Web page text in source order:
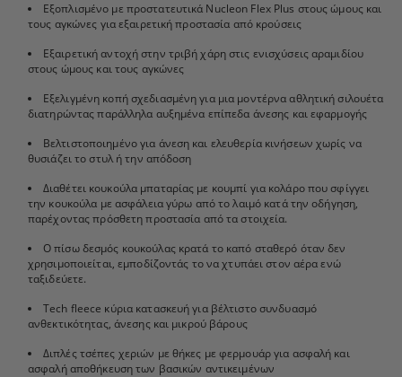
Εξοπλισμένο με προστατευτικά Nucleon Flex Plus στους ώμους και
τους αγκώνες για εξαιρετική προστασία από κρούσεις
Εξαιρετική αντοχή στην τριβή χάρη στις ενισχύσεις αραμιδίου
στους ώμους και τους αγκώνες
Εξελιγμένη κοπή σχεδιασμένη για μια μοντέρνα αθλητική σιλουέτα
διατηρώντας παράλληλα αυξημένα επίπεδα άνεσης και εφαρμογής
Βελτιστοποιημένο για άνεση και ελευθερία κινήσεων χωρίς να
θυσιάζει το στυλ ή την απόδοση
Διαθέτει κουκούλα μπαταρίας με κουμπί για κολάρο που σφίγγει
την κουκούλα με ασφάλεια γύρω από το λαιμό κατά την οδήγηση,
παρέχοντας πρόσθετη προστασία από τα στοιχεία.
Ο πίσω δεσμός κουκούλας κρατά το καπό σταθερό όταν δεν
χρησιμοποιείται, εμποδίζοντάς το να χτυπάει στον αέρα ενώ
ταξιδεύετε.
Tech fleece κύρια κατασκευή για βέλτιστο συνδυασμό
ανθεκτικότητας, άνεσης και μικρού βάρους
Διπλές τσέπες χεριών με θήκες με φερμουάρ για ασφαλή και
ασφαλή αποθήκευση των βασικών αντικειμένων